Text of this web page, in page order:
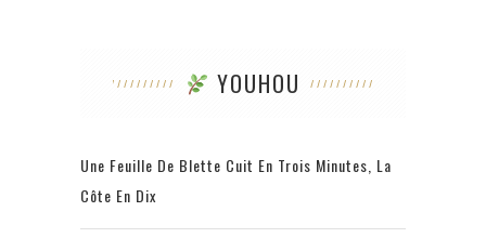
YOUHOU
Une Feuille De Blette Cuit En Trois Minutes, La
Côte En Dix